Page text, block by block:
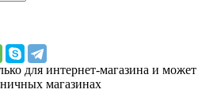
для интернет-магазина и может
магазинах